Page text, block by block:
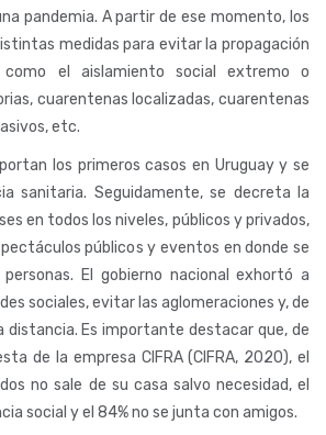
pandemia. A partir de ese momento, los
medidas para evitar la propagación
el aislamiento social extremo o
cuarentenas localizadas, cuarentenas
etc.
los primeros casos en Uruguay y se
sanitaria. Seguidamente, se decreta la
en todos los niveles, públicos y privados,
públicos y eventos en donde se
El gobierno nacional exhortó a
sociales, evitar las aglomeraciones y, de
distancia. Es importante destacar que, de
de la empresa CIFRA (CIFRA, 2020), el
no sale de su casa salvo necesidad, el
social y el 84% no se junta con amigos.